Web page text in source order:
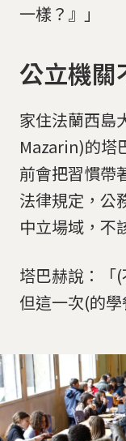
一樣？』」
公立機關
家住法蘭西島
Mazarin)的塔
前會把習慣帶
法律規定，公
中立場域，不
塔巴赫說：「
但這一次(的學